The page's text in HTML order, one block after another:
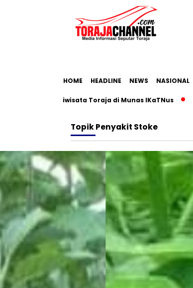
HOME HEADLINE NEWS NASIONAL
Pariwisata Toraja di Munas IKaTNus
TopikPenyakit Stoke